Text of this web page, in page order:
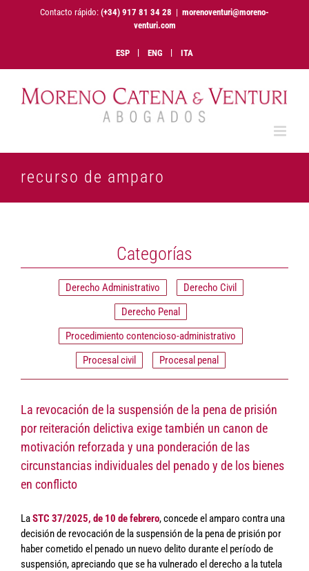
Contacto rápido: (+34) 917 81 34 28 | morenoventuri@moreno-
venturi.com
ESP ENG ITA
recurso de amparo
Categorías
Derecho Administrativo
Derecho Civil
Derecho Penal
Procedimiento contencioso-administrativo
Procesal civil
Procesal penal
La revocación de la suspensión de la pena de prisión
por reiteración delictiva exige también un canon de
motivación reforzada y una ponderación de las
circunstancias individuales del penado y de los bienes
en conflicto
LaSTC 37/2025, de 10 de febrero, concede el amparo contra una
decisión de revocación de la suspensión de la pena de prisión por
haber cometido el penado un nuevo delito durante el período de
suspensión, apreciando que se ha vulnerado el derecho a la tutela